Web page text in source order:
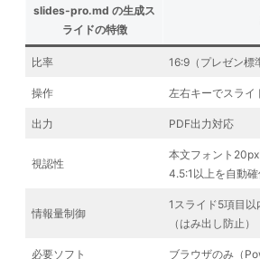
slides-pro.md の生成ス
ライドの特徴
比率 16:9（プレゼン標
操作 左右キーでスライ
出力 PDF出力対応
視認性
本文フォント
4.5:1以上を自動
情報量制御
1スライド5項目
（はみ出し防止）
必要ソフト ブラウザのみ（